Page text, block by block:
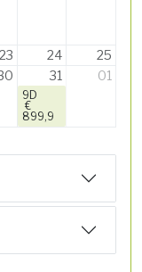
23 24
25
31
9D
€
899,9
01